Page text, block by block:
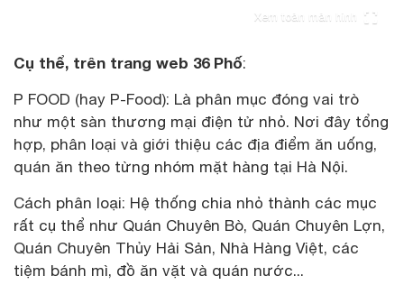
Xem toàn màn hình
Cụ thể, trên trang web 36 Phố:
P FOOD (hay P-Food): Là phân mục đóng vai trò
như một sàn thương mại điện tử nhỏ. Nơi đây tổng
hợp, phân loại và giới thiệu các địa điểm ăn uống,
quán ăn theo từng nhóm mặt hàng tại Hà Nội.
Cách phân loại: Hệ thống chia nhỏ thành các mục
rất cụ thể như Quán Chuyên Bò, Quán Chuyên Lợn,
Quán Chuyên Thủy Hải Sản, Nhà Hàng Việt, các
tiệm bánh mì, đồ ăn vặt và quán nước...